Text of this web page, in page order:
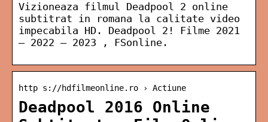
Vizioneaza filmul Deadpool 2 online
subtitrat in romana la calitate video
impecabila HD. Deadpool 2! Filme 2021
– 2022 – 2023 , FSonline.
http s://hdfilmeonline.ro › Actiune
Deadpool 2016 Online